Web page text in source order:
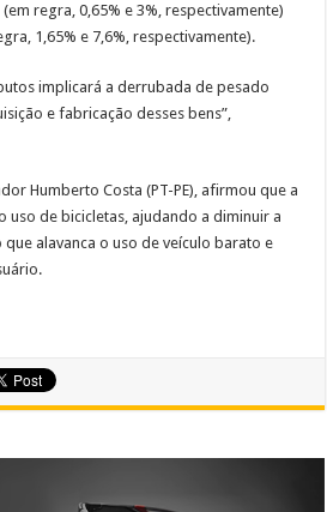
regra, 0,65% e 3%, respectivamente)
1,65% e 7,6%, respectivamente).
implicará a derrubada de pesado
e fabricação desses bens”,
Humberto Costa (PT-PE), afirmou que a
uso de bicicletas, ajudando a diminuir a
alavanca o uso de veículo barato e